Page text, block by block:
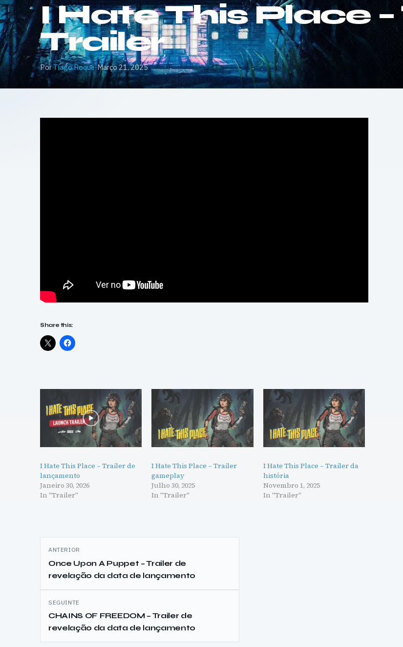
I Hate This Place
Trailer
PorTiago Roque·Março 21, 2025
Share this:
I Hate This Place – Trailer de
lançamento
Janeiro 30, 2026
In "Trailer"
I Hate This Place – Trailer
gameplay
Julho 30, 2025
In "Trailer"
I Hate This Place – Trailer da
história
Novembro 1, 2025
In "Trailer"
Navegação
de
artigos
ANTERIOR
Once Upon A Puppet – Trailer de
revelação da data de lançamento
SEGUINTE
CHAINS OF FREEDOM – Trailer de
revelação da data de lançamento